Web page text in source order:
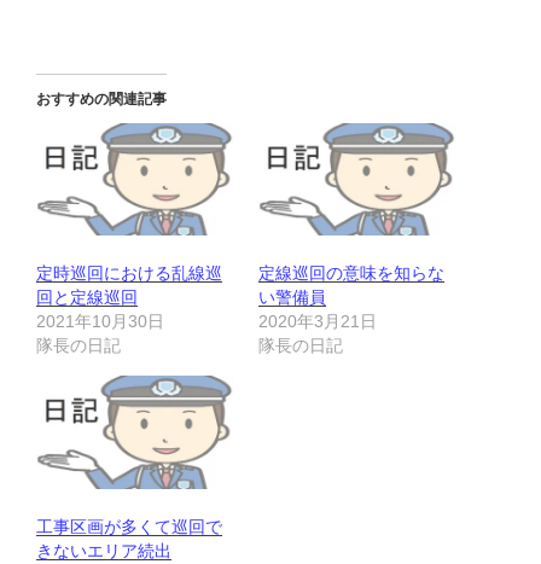
おすすめの関連記事
定時巡回における乱線巡
回と定線巡回
2021年10月30日
隊長の日記
定線巡回の意味を知らな
い警備員
2020年3月21日
隊長の日記
工事区画が多くて巡回で
きないエリア続出